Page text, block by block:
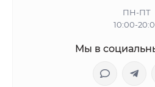
ПН-ПТ
10:00-
Мы в